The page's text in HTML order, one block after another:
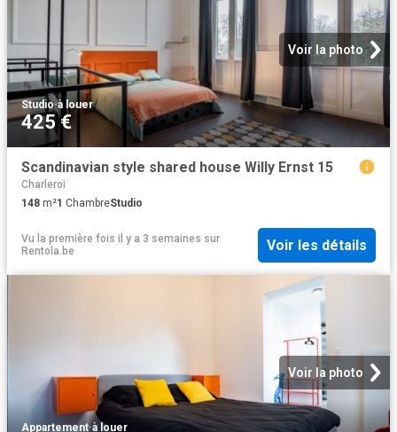
Voir la photo
Studio·à louer
425 €
Scandinavian style shared house Willy Ernst 15
Charleroi
148 m²1 ChambreStudio
Vu la première fois il y a 3 semaines sur
Rentola.be
Voir les détails
Voir la photo
Appartement·à louer